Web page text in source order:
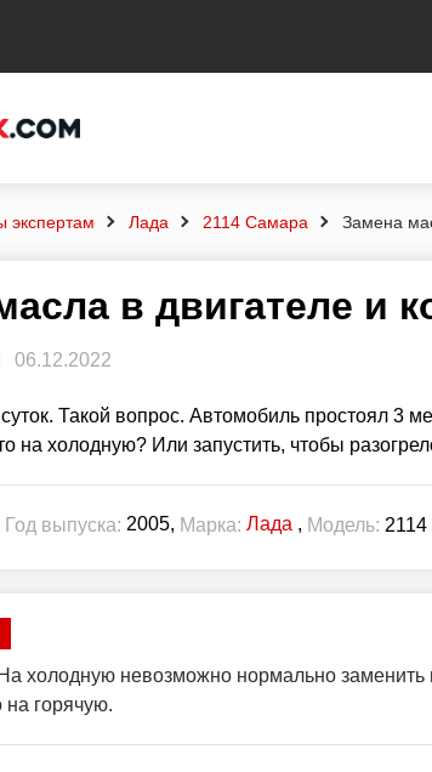
экспертам Лада 2114 Самара Замена
в двигателе и
06.12.2022
Такой вопрос. Автомобиль простоял 3
на холодную? Или запустить, чтобы
Год выпуска: 2005, Марка: Лада , Модель:
холодную невозможно нормально заменить
на горячую.